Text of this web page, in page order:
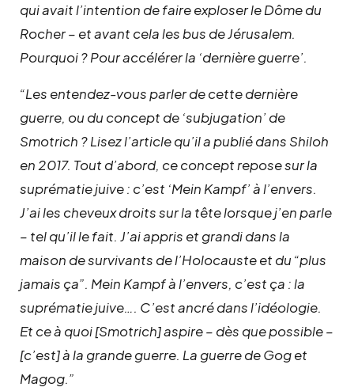
qui avait l’intention de faire exploser le Dôme du
Rocher – et avant cela les bus de Jérusalem.
Pourquoi ? Pour accélérer la ‘dernière guerre’.
“Les entendez-vous parler de cette dernière
guerre, ou du concept de ‘subjugation’ de
Smotrich ? Lisez l’article qu’il a publié dans Shiloh
en 2017. Tout d’abord, ce concept repose sur la
suprématie juive : c’est ‘Mein Kampf’ à l’envers.
J’ai les cheveux droits sur la tête lorsque j’en parle
– tel qu’il le fait. J’ai appris et grandi dans la
maison de survivants de l’Holocauste et du “plus
jamais ça”. Mein Kampf à l’envers, c’est ça : la
suprématie juive…. C’est ancré dans l’idéologie.
Et ce à quoi [Smotrich] aspire – dès que possible –
[c’est] à la grande guerre. La guerre de Gog et
Magog.”